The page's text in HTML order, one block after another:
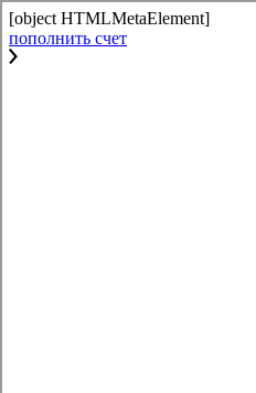
[object HTMLMetaElement]
пополнить счет